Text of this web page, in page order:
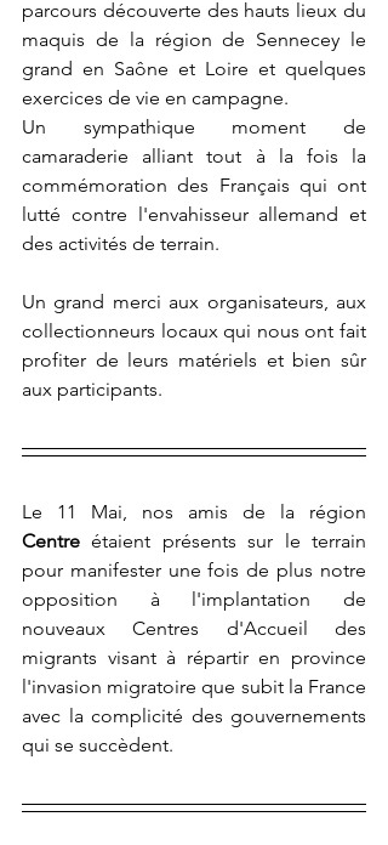
parcours découverte des hauts lieux du
maquis de la région de Sennecey le
grand en Saône et Loire et quelques
exercices de vie en campagne.
Un sympathique moment de
camaraderie alliant tout à la fois la
commémoration des Français qui ont
lutté contre l'envahisseur allemand et
des activités de terrain.
Un grand merci aux organisateurs, aux
collectionneurs locaux qui nous ont fait
profiter de leurs matériels et bien sûr
aux participants.
Centre étaient présents sur le terrain
pour manifester une fois de plus notre
opposition à l'implantation de
nouveaux Centres d'Accueil des
migrants visant à répartir en province
l'invasion migratoire que subit la France
avec la complicité des gouvernements
qui se succèdent.